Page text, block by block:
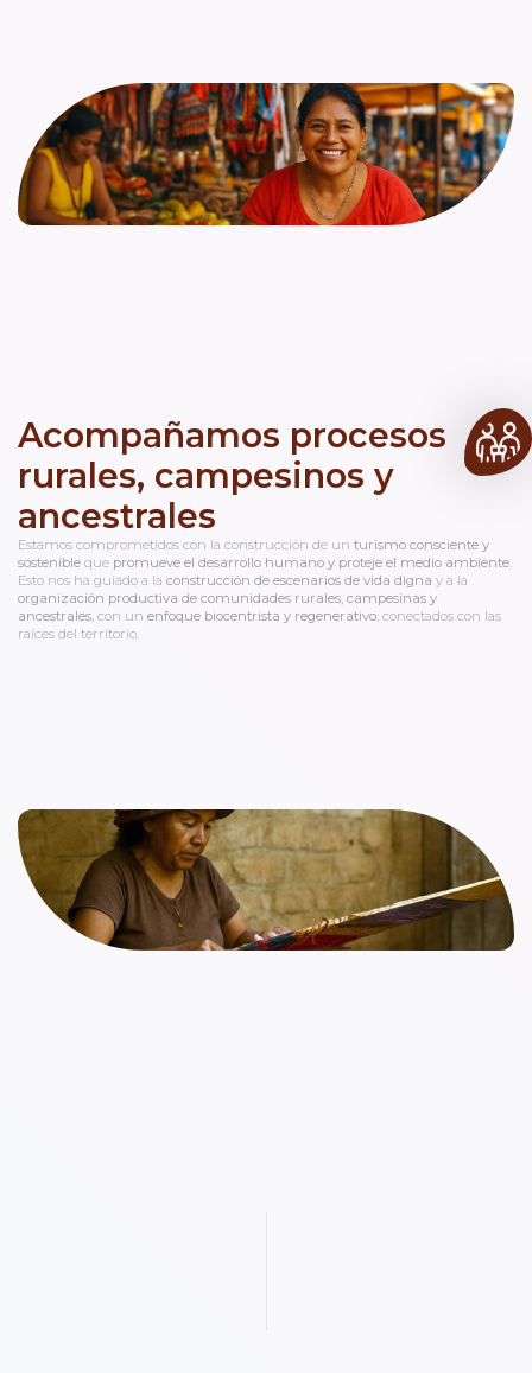
Acompañamos procesos
rurales, campesinos y
ancestrales
Estamos comprometidos con la construcción de un turismo consciente y
sostenible que promueve el desarrollo humano y proteje el medio ambiente
Esto nos ha guiado a la construcción de escenarios de vida digna y a la
organización productiva de comunidades rurales, campesinas y
ancestrales , con un enfoque biocentrista y regenerativo , conectados con las
raíces del territorio.